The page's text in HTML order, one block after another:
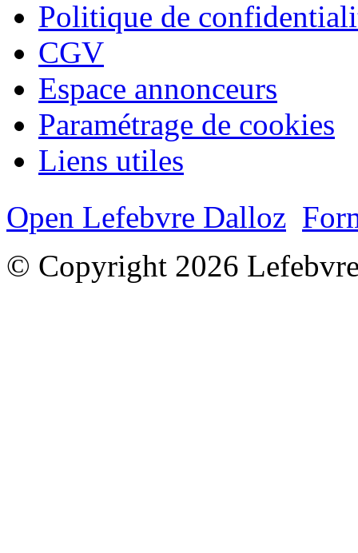
Politique de
CGV
Espace annonceurs
Paramétrage de cookies
Liens utiles
Open Lefebvre Dalloz
© Copyright 2026